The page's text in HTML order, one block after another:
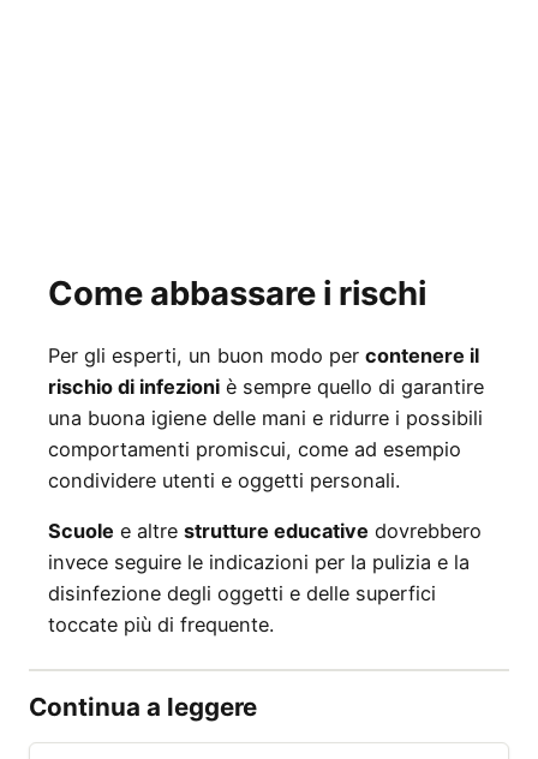
Come abbassare i rischi
Per gli esperti, un buon modo per contenere il
rischio di infezioni è sempre quello di garantire
una buona igiene delle mani e ridurre i possibili
comportamenti promiscui, come ad esempio
condividere utenti e oggetti personali.
Scuole e altre strutture educative dovrebbero
invece seguire le indicazioni per la pulizia e la
disinfezione degli oggetti e delle superfici
toccate più di frequente.
Continua a leggere